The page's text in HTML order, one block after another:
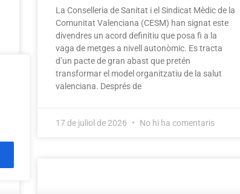
La Conselleria de Sanitat i el Sindicat Mèdic de la
Comunitat Valenciana (CESM) han signat este
divendres un acord definitiu que posa fi a la
vaga de metges a nivell autonòmic. Es tracta
d’un pacte de gran abast que pretén
transformar el model organitzatiu de la salut
valenciana. Després de
17 de juliol de 2026 No hi ha comentaris